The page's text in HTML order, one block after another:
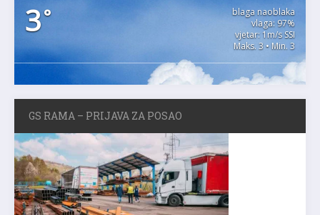
3°
blaga naoblaka
vlaga: 97%
vjetar: 1m/s SSI
Maks. 3 • Min. 3
GS RAMA – PRIJAVA ZA POSAO